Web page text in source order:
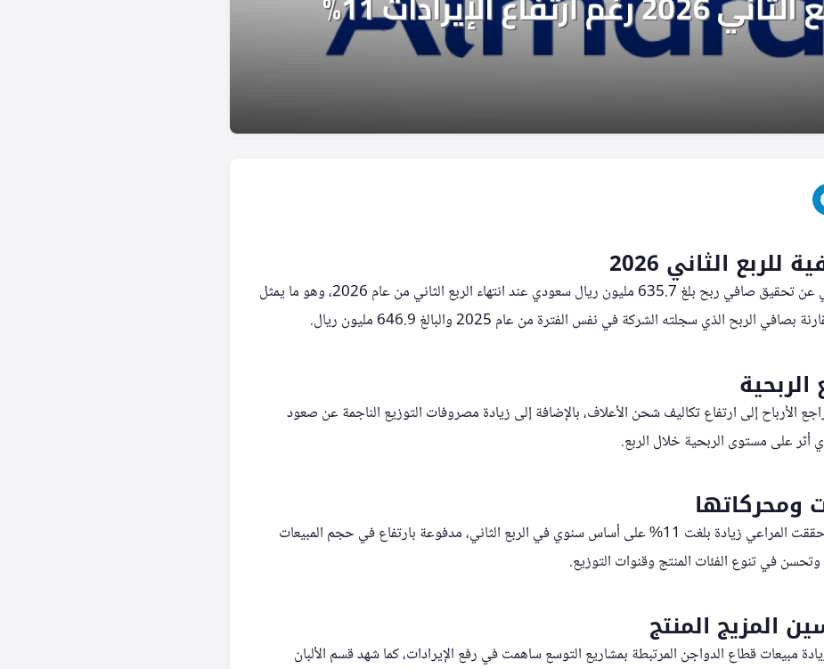
للربع الثاني 2026
أفصحت شركة المراعي عن تحقيق صافي ربح بلغ 635.7 مليون ريال سعودي عند انتهاء الربع الثاني من عام 2026، وهو ما يمثل
الأرباح إلى ارتفاع تكاليف شحن الأعلاف، بالإضافة إلى زيادة مصروفات التوزيع الناجمة عن صعود
أثر على مستوى الربحية خلال الربع.
ومحركاتها
على صعيد الإيرادات، حققت المراعي زيادة بلغت 11% على أساس سنوي في الربع الثاني، مدفوعة بارتفاع في حجم المبيعات
في تنوع الفئات المنتج وقنوات التوزيع.
المزيج المنتج
مبيعات قطاع الدواجن المرتبطة بمشاريع التوسع ساهمت في رفع الإيرادات، كما شهد قسم الألبان